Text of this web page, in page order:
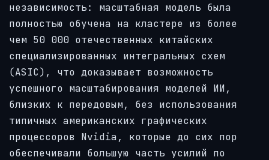
независимость: масштабная модель была
полностью обучена на кластере из более
чем 50 000 отечественных китайских
специализированных интегральных схем
(ASIC), что доказывает возможность
успешного масштабирования моделей ИИ,
близких к передовым, без использования
типичных американских графических
процессоров Nvidia, которые до сих пор
обеспечивали большую часть усилий по